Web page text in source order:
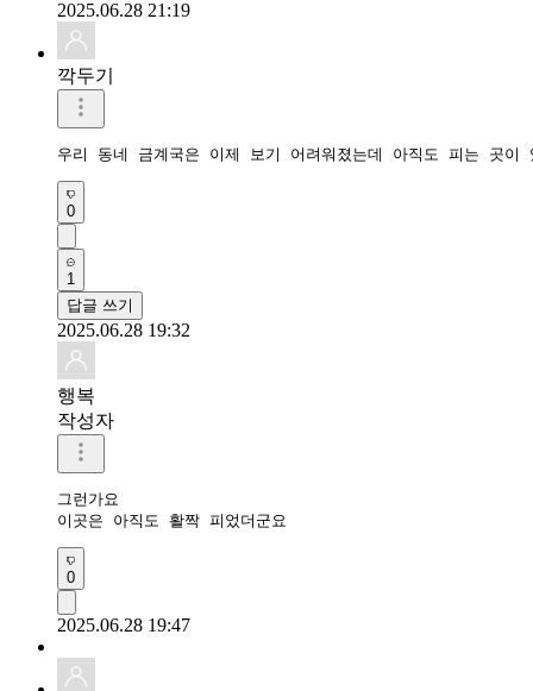
2025.06.28 21:19
깍두기
우리 동네 금계국은 이제 보기 어려워졌는데 아직도 피는 곳이
0
1
답글 쓰기
2025.06.28 19:32
행복
작성자
그런가요
이곳은 아직도 활짝 피었더군요
0
2025.06.28 19:47